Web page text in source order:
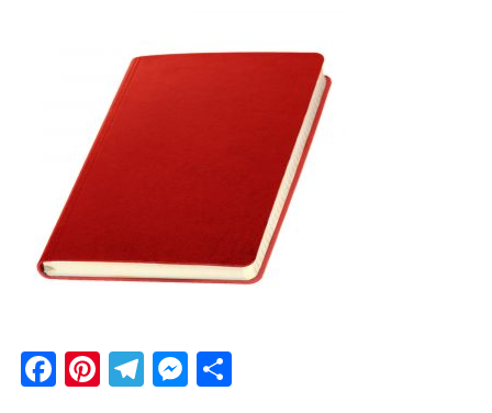
Fa Pi Te M